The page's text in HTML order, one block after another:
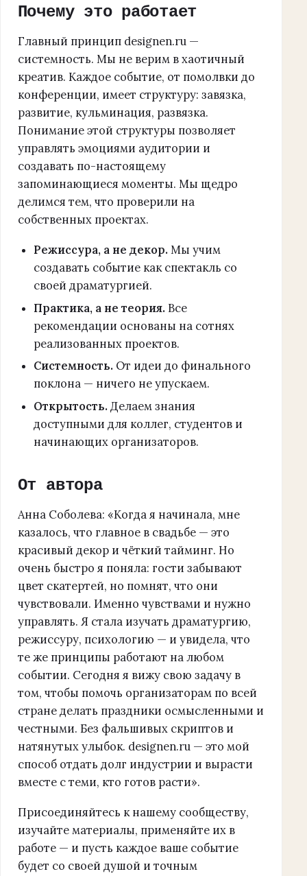
Почему это работает
Главный принцип designen.ru —
системность. Мы не верим в хаотичный
креатив. Каждое событие, от помолвки до
конференции, имеет структуру: завязка,
развитие, кульминация, развязка.
Понимание этой структуры позволяет
управлять эмоциями аудитории и
создавать по-настоящему
запоминающиеся моменты. Мы щедро
делимся тем, что проверили на
собственных проектах.
Режиссура, а не декор.Мы учим
создавать событие как спектакль со
своей драматургией.
Практика, а не теория.Все
рекомендации основаны на сотнях
реализованных проектов.
Системность.От идеи до финального
поклона — ничего не упускаем.
Открытость.Делаем знания
доступными для коллег, студентов и
начинающих организаторов.
От автора
Анна Соболева: «Когда я начинала, мне
казалось, что главное в свадьбе — это
красивый декор и чёткий тайминг. Но
очень быстро я поняла: гости забывают
цвет скатертей, но помнят, что они
чувствовали. Именно чувствами и нужно
управлять. Я стала изучать драматургию,
режиссуру, психологию — и увидела, что
те же принципы работают на любом
событии. Сегодня я вижу свою задачу в
том, чтобы помочь организаторам по всей
стране делать праздники осмысленными и
честными. Без фальшивых скриптов и
натянутых улыбок. designen.ru — это мой
способ отдать долг индустрии и вырасти
вместе с теми, кто готов расти».
Присоединяйтесь к нашему сообществу,
изучайте материалы, применяйте их в
работе — и пусть каждое ваше событие
будет со своей душой и точным